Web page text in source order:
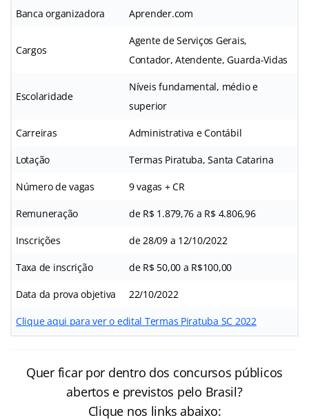
Banca organizadora Aprender.com
Cargos
Agente de Serviços Gerais,
Contador, Atendente, Guarda-Vidas
Escolaridade
Níveis fundamental, médio e
superior
Carreiras Administrativa e Contábil
Lotação Termas Piratuba, Santa Catarina
Número de vagas 9 vagas + CR
Remuneração de R$ 1.879,76 a R$ 4.806,96
Inscrições de 28/09 a 12/10/2022
Taxa de inscrição de R$ 50,00 a R$100,00
Data da prova objetiva 22/10/2022
Clique aqui para ver o edital Termas Piratuba SC 2022
Quer ficar por dentro dos concursos públicos
abertos e previstos pelo Brasil?
Clique nos links abaixo: